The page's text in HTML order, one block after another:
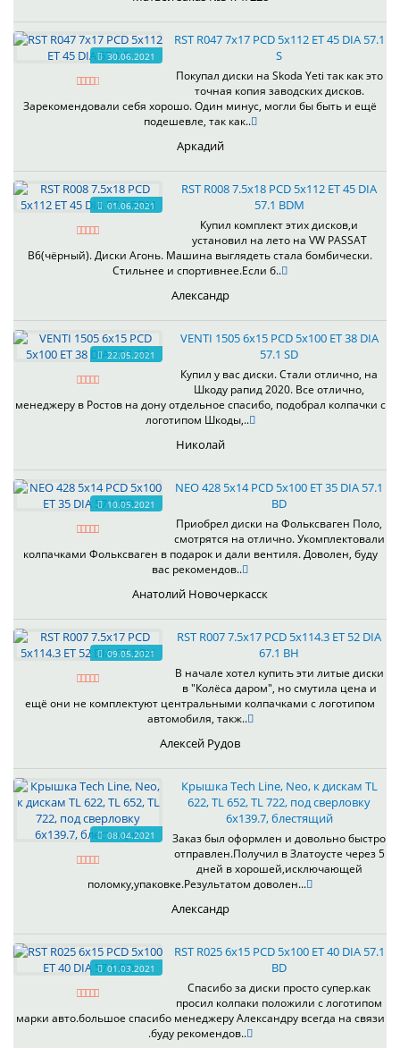
30.06.2021
RST R047 7x17 PCD 5x112 ET 45 DIA 57.1
S
Покупал диски на Skoda Yeti так как это
точная копия заводских дисков.
Зарекомендовали себя хорошо. Один минус, могли бы быть и ещё
подешевле, так как..
Аркадий
01.06.2021
RST R008 7.5x18 PCD 5x112 ET 45 DIA
57.1 BDM
Купил комплект этих дисков,и
установил на лето на VW PASSAT
B6(чёрный). Диски Агонь. Машина выглядеть стала бомбически.
Стильнее и спортивнее.Если б..
Александр
22.05.2021
VENTI 1505 6x15 PCD 5x100 ET 38 DIA
57.1 SD
Купил у вас диски. Стали отлично, на
Шкоду рапид 2020. Все отлично,
менеджеру в Ростов на дону отдельное спасибо, подобрал колпачки с
логотипом Шкоды,..
Николай
10.05.2021
NEO 428 5x14 PCD 5x100 ET 35 DIA 57.1
BD
Приобрел диски на Фольксваген Поло,
смотрятся на отлично. Укомплектовали
колпачками Фольксваген в подарок и дали вентиля. Доволен, буду
вас рекомендов..
Анатолий Новочеркасск
09.05.2021
RST R007 7.5x17 PCD 5x114.3 ET 52 DIA
67.1 BH
В начале хотел купить эти литые диски
в "Колёса даром", но смутила цена и
ещё они не комплектуют центральными колпачками с логотипом
автомобиля, такж..
Алексей Рудов
08.04.2021
Крышка Tech Line, Neo, к дискам TL
622, TL 652, TL 722, под сверловку
6х139.7, блестящий
Заказ был оформлен и довольно быстро
отправлен.Получил в Златоусте через 5
дней в хорошей,исключающей
поломку,упаковке.Результатом доволен...
Александр
01.03.2021
RST R025 6x15 PCD 5x100 ET 40 DIA 57.1
BD
Спасибо за диски просто супер.как
просил колпаки положили с логотипом
марки авто.большое спасибо менеджеру Александру всегда на связи
.буду рекомендов..